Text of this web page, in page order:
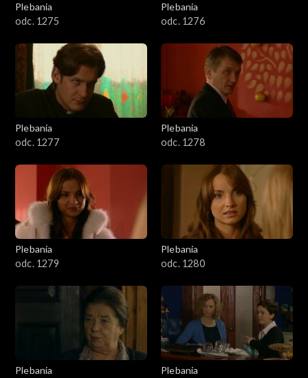
Plebania
odc. 1275
Plebania
odc. 1276
Plebania
odc. 1277
Plebania
odc. 1278
Plebania
odc. 1279
Plebania
odc. 1280
Plebania
Plebania